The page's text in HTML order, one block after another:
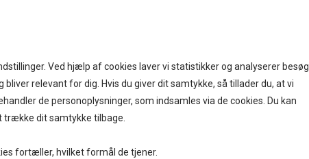
Ved hjælp af cookies laver vi statistikker og analyserer besøg
relevant for dig. Hvis du giver dit samtykke, så tillader du, at vi
de personoplysninger, som indsamles via de cookies. Du kan
trække dit samtykke tilbage.
fortæller, hvilket formål de tjener.
ACCESSORIES